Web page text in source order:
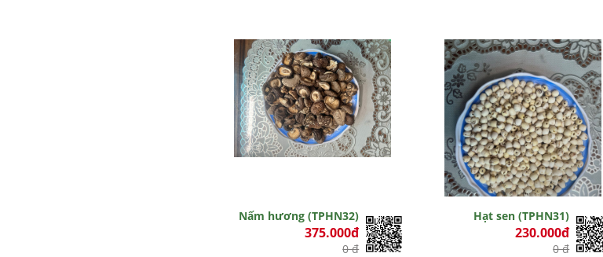
Nấm hương (TPHN32)
375.000đ
0 đ
Hạt sen (TPHN31)
230.000đ
0 đ